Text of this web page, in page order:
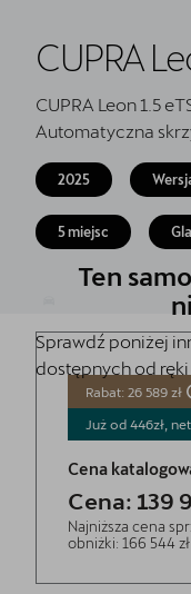
Akcesoria CUPRA
Kontakt
CUPRA
CUPRA Leon 1.5
Automatyczna
2025
5 miejsc
Ten
Sprawdź poniżej
dostępnych od
Rabat: 26 589 zł
Już od 446zł‚
Cena
Cena: 139
Najniższa cena
obniżki: 166 544 zł